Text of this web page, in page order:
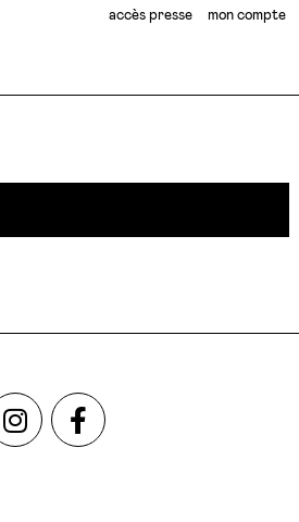
accès presse mon compte